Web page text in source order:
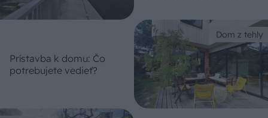
Dom z tehly
Prístavba k domu: Čo
potrebujete vedieť?